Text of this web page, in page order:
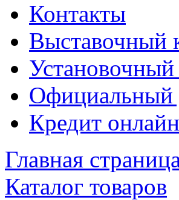
Контакты
Выставочный
Установочный
Официальный
Кредит онлайн
Главная
Каталог товаров